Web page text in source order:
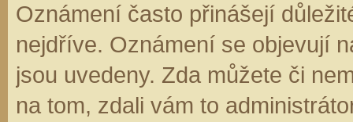
Oznámení často přinášejí
nejdříve. Oznámení se objevují
jsou uvedeny. Zda můžete či
na tom, zdali vám to